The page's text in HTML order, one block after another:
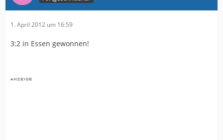
1. April 2012 um 16:59
3:2 in Essen gewonnen!